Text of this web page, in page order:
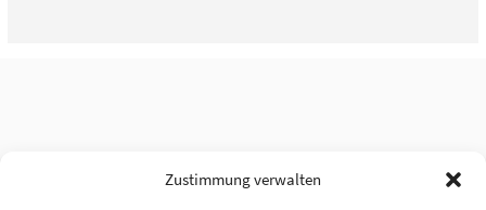
Zustimmung verwalten